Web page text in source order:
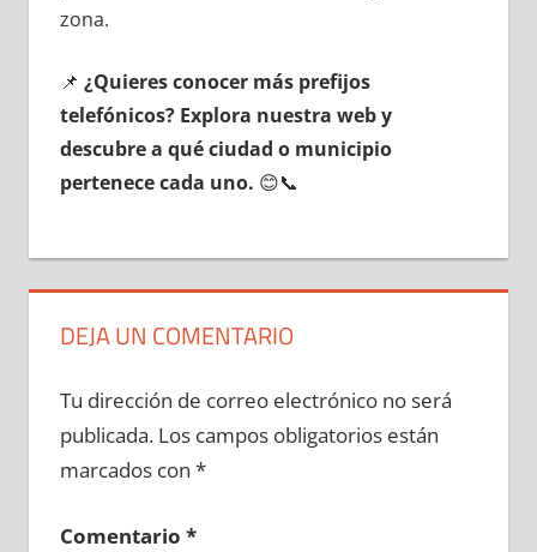
zona.
📌 ¿Quieres conocer mа́s prefijos
telefónicos? Explora nuestra web у
descubre а qué ciudad ο municipio
pertenece cada uno. 😊📞
DEJA UN COMENTARIO
Tu dirección de correo electrónico no será
publicada. Los campos obligatorios están
marcados con *
Comentario *